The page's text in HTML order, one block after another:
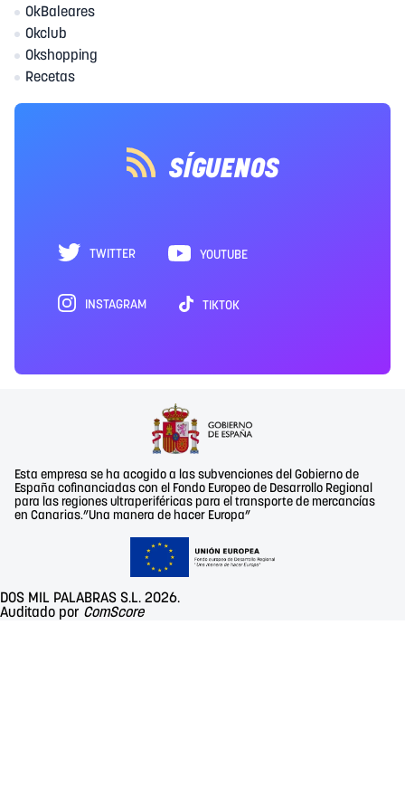
OkBaleares
Okclub
Okshopping
Recetas
SÍGUENOS
TWITTER YOUTUBE
INSTAGRAM TIKTOK
Esta empresa se ha acogido a las subvenciones del Gobierno de
España cofinanciadas con el Fondo Europeo de Desarrollo Regional
para las regiones ultraperiféricas para el transporte de mercancías
en Canarias.”Una manera de hacer Europa”
DOS MIL PALABRAS S.L. 2026.
Auditado por ComScore